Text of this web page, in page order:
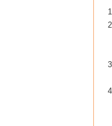
8
触
7
触
5
企
6
7
8
2
5
の
7
8
5
し
6
7
8
4
5
6
8
2
3
4
5
6
7
8
1
2
3
4
5
6
7
1
2
3
4
5
6
1
2
3
4
5
ビ
1
2
3
1
2
3
進
媒
1